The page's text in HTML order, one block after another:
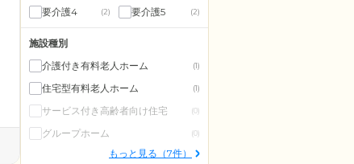
要介護4 (2) 要介護5 (2)
施設種別
介護付き有料老人ホーム
(1)
住宅型有料老人ホーム (1)
サービス付き高齢者向け住宅 (0)
グループホーム (0)
もっと見る（7件）